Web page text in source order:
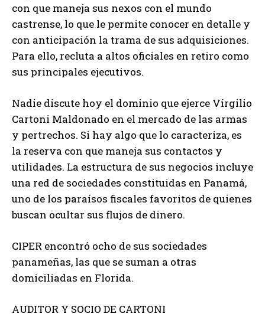
con que maneja sus nexos con el mundo
castrense, lo que le permite conocer en detalle y
con anticipación la trama de sus adquisiciones.
Para ello, recluta a altos oficiales en retiro como
sus principales ejecutivos.
Nadie discute hoy el dominio que ejerce Virgilio
Cartoni Maldonado en el mercado de las armas
y pertrechos. Si hay algo que lo caracteriza, es
la reserva con que maneja sus contactos y
utilidades. La estructura de sus negocios incluye
una red de sociedades constituidas en Panamá,
uno de los paraísos fiscales favoritos de quienes
buscan ocultar sus flujos de dinero.
CIPER encontró ocho de sus sociedades
panameñas, las que se suman a otras
domiciliadas en Florida.
AUDITOR Y SOCIO DE CARTONI